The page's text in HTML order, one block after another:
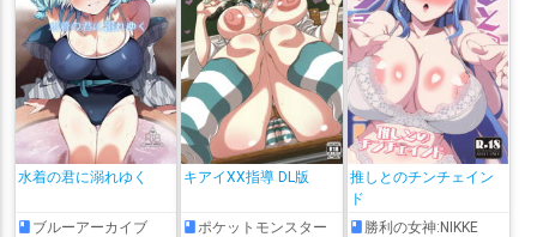
水着の君に溺れゆく
ブルーアーカイブ
キアイXX指導 DL版
ポケットモンスター
推しとのチンチェイン
ド
勝利の女神:NIKKE